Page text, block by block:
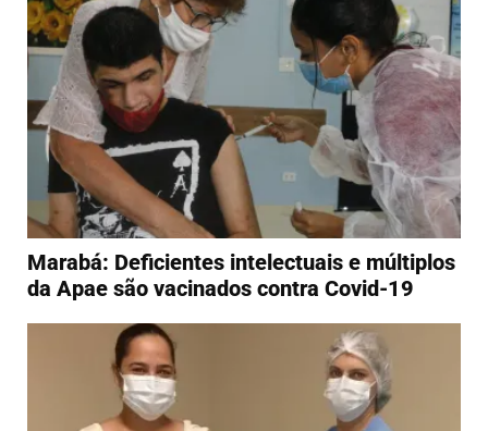
Marabá: Deficientes intelectuais e múltiplos
da Apae são vacinados contra Covid-19